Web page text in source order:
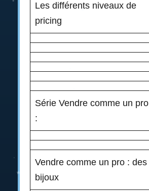
Les différents niveaux de
pricing
Série Vendre comme un pro
:
Vendre comme un pro : des
bijoux